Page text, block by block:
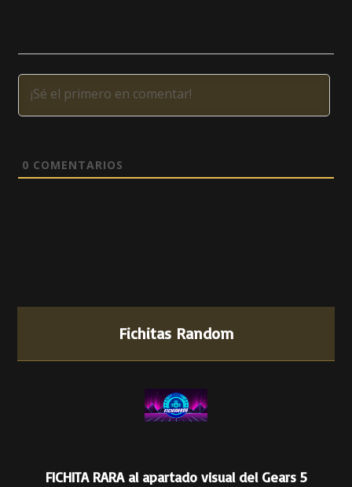
0 COMENTARIOS
Fichitas Random
FICHITA RARA al apartado visual del Gears 5